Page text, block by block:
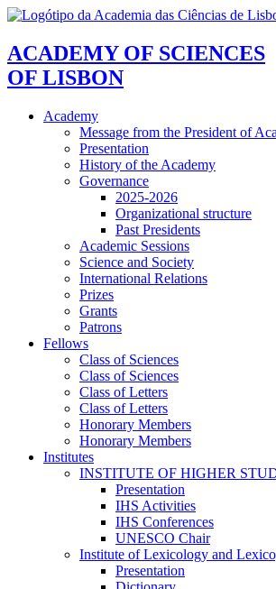
ACADEMY OF SCIENCES
OF LISBON
Academy
Message from the President of
Presentation
History of the Academy
Governance
2025-2026
Organizational structure
Past Presidents
Academic Sessions
Science and Society
International Relations
Prizes
Grants
Patrons
Fellows
Class of Sciences
Class of Sciences
Class of Letters
Class of Letters
Honorary Members
Honorary Members
Institutes
INSTITUTE OF HIGHER
Presentation
IHS Activities
IHS Conferences
UNESCO Chair
Institute of Lexicology and
Presentation